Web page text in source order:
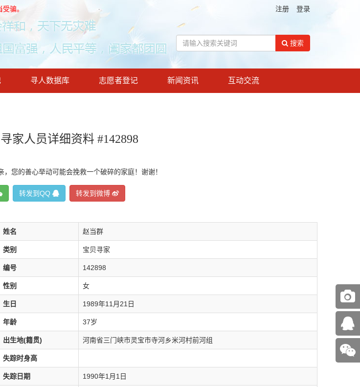
骗。 注册 登录
搜索
寻人数据库 志愿者登记 新闻资讯 互动交流
家人员详细资料 #142898
您的善心举动可能会挽救一个破碎的家庭！谢谢！
转发到QQ 转发到微博
姓名 赵当群
类别 宝贝寻家
编号 142898
性别 女
生日 1989年11月21日
年龄 37岁
出生地(籍贯) 河南省三门峡市灵宝市寺河乡米河村前河组
失踪时身高
失踪日期 1990年1月1日